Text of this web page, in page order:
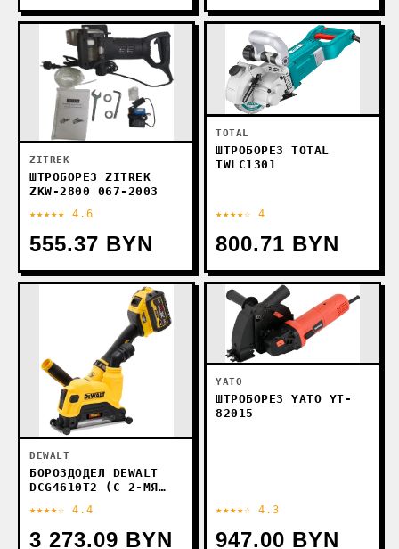
ZITREK
ШТРОБОРЕЗ ZITREK
ZKW-2800 067-2003
★★★★★ 4.6
555.37 BYN
TOTAL
ШТРОБОРЕЗ TOTAL
TWLC1301
★★★★☆ 4
800.71 BYN
DEWALT
БОРОЗДОДЕЛ DEWALT
DCG4610T2 (С 2-МЯ
★★★★☆ 4.4
3 273.09 BYN
YATO
ШТРОБОРЕЗ YATO YT-
82015
★★★★☆ 4.3
947.00 BYN